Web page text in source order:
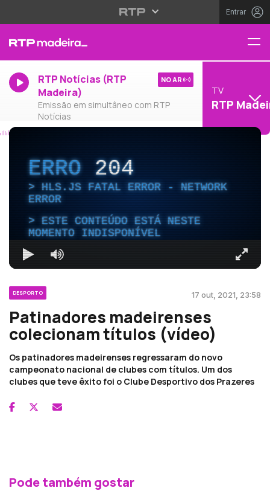
Entrar
RTP Notícias (RTP
Madeira)
Emissão em simultâneo com RTP
Notícias
NO AR
TV
RTP
ERRO204
HLS.JS FATAL ERROR - NETWORK
ERROR
ESTE CONTEÚDO ESTÁ NESTE
MOMENTO INDISPONÍVEL
DESPORTO 17 out, 2021, 23:58
Patinadores madeirenses
colecionam títulos (vídeo)
Os patinadores madeirenses regressaram do novo
campeonato nacional de clubes com títulos. Um dos
clubes que teve êxito foi o Clube Desportivo dos Prazeres
Pode também gostar